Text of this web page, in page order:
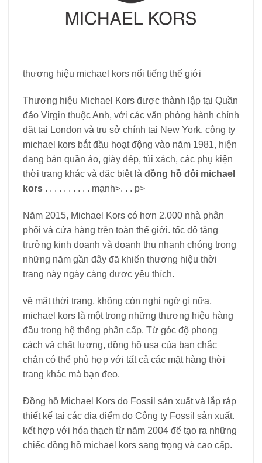
thương hiệu michael kors nổi tiếng thế giới
Thương hiệu Michael Kors được thành lập tại Quần
đảo Virgin thuộc Anh, với các văn phòng hành chính
đặt tại London và trụ sở chính tại New York. công ty
michael kors bắt đầu hoạt động vào năm 1981, hiện
đang bán quần áo, giày dép, túi xách, các phụ kiện
thời trang khác và đặc biệt là đồng hồ đôi michael
kors . . . . . . . . . . mạnh>. . . p>
Năm 2015, Michael Kors có hơn 2.000 nhà phân
phối và cửa hàng trên toàn thế giới. tốc độ tăng
trưởng kinh doanh và doanh thu nhanh chóng trong
những năm gần đây đã khiến thương hiệu thời
trang này ngày càng được yêu thích.
về mặt thời trang, không còn nghi ngờ gì nữa,
michael kors là một trong những thương hiệu hàng
đầu trong hệ thống phân cấp. Từ góc độ phong
cách và chất lượng, đồng hồ usa của bạn chắc
chắn có thể phù hợp với tất cả các mặt hàng thời
trang khác mà bạn đeo.
Đồng hồ Michael Kors do Fossil sản xuất và lắp ráp
thiết kế tại các địa điểm do Công ty Fossil sản xuất.
kết hợp với hóa thạch từ năm 2004 để tạo ra những
chiếc đồng hồ michael kors sang trọng và cao cấp.